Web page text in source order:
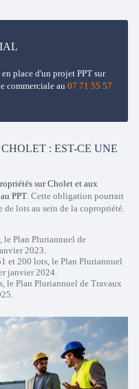
place d'un projet PPT sur
commerciale au 07 71 55 57
: EST-CE UNE
sur Cholet et aux
PPT. Cette obligation pourrait
lots au sein de la copropriété.
le Plan Pluriannuel de
2023.
et 200 lots, le Plan Pluriannuel
janvier 2024.
le Plan Pluriannuel de Travaux